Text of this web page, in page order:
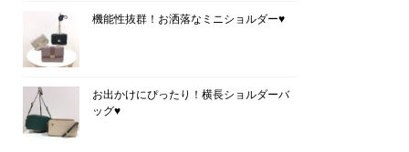
機能性抜群！お洒落なミニショルダー♥
お出かけにぴったり！横長ショルダーバ
ッグ♥